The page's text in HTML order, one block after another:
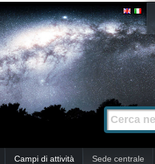
Cerca nel
Campi di attività Sede centrale